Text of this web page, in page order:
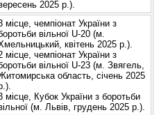
2025 р.).
місце, чемпіонат України з
вільної U-20 (м.
квітень 2025 р.).
місце, чемпіонат України з
вільної U-23 (м. Звягель,
область, січень 2025
місце, Кубок України з боротьби
(м. Львів, грудень 2025 р.).